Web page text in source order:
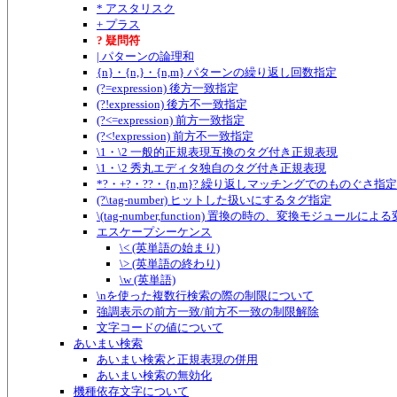
* アスタリスク
+ プラス
? 疑問符
| パターンの論理和
{n}・{n,}・{n,m} パターンの繰り返し回数指定
(?=expression) 後方一致指定
(?!expression) 後方不一致指定
(?<=expression) 前方一致指定
(?<!expression) 前方不一致指定
\1・\2 一般的正規表現互換のタグ付き正規表現
\1・\2 秀丸エディタ独自のタグ付き正規表現
*?・+?・??・{n,m}? 繰り返しマッチングでのものぐさ指定
(?\tag-number) ヒットした扱いにするタグ指定
\(tag-number,function) 置換の時の、変換モジュールによる
エスケープシーケンス
\< (英単語の始まり)
\> (英単語の終わり)
\w (英単語)
\nを使った複数行検索の際の制限について
強調表示の前方一致/前方不一致の制限解除
文字コードの値について
あいまい検索
あいまい検索と正規表現の併用
あいまい検索の無効化
機種依存文字について